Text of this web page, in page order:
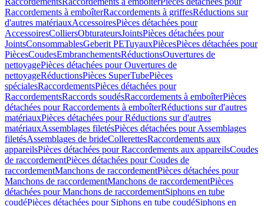
Raccordements à emboîterRaccordements à griffesRéductions sur
d'autres matériauxAccessoiresPièces détachées pour
AccessoiresColliersObturateursJointsPièces détachées pour
JointsConsommablesGeberit PETuyauxPiècesPièces détachées pour
PiècesCoudesEmbranchementsRéductionsOuvertures de
nettoyagePièces détachées pour Ouvertures de
nettoyageRéductionsPièces SuperTubePièces
spécialesRaccordementsPièces détachées pour
RaccordementsRaccords soudésRaccordements à emboîterPièces
détachées pour Raccordements à emboîterRéductions sur d'autres
matériauxPièces détachées pour Réductions sur d'autres
matériauxAssemblages filetésPièces détachées pour Assemblages
filetésAssemblages de brideCollerettesRaccordements aux
appareilsPièces détachées pour Raccordements aux appareilsCoudes
de raccordementPièces détachées pour Coudes de
raccordementManchons de raccordementPièces détachées pour
Manchons de raccordementManchons de raccordementPièces
détachées pour Manchons de raccordementSiphons en tube
coudéPièces détachées pour Siphons en tube coudéSiphons en